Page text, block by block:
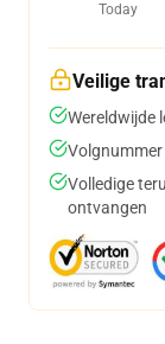
Today
Veilige
Wereldwijde
Volledige
ontvangen